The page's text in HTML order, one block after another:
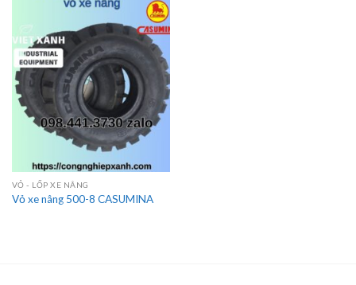
VỎ - LỐP XE NÂNG
Vỏ xe nâng 500-8 CASUMINA